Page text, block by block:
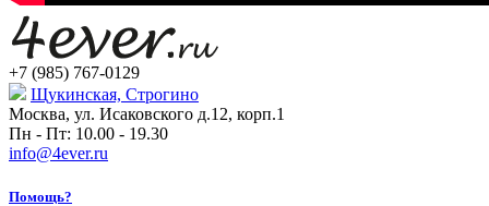
+7 (985) 767-0129
Щукинская, Строгино
Москва, ул. Исаковского д.12, корп.1
Пн - Пт: 10.00 - 19.30
info@4ever.ru
Помощь?